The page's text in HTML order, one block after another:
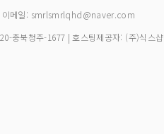
이메일: smrlsmrlqhd@naver.com
충북청주-1677 | 호스팅제공자: (주)식스샵